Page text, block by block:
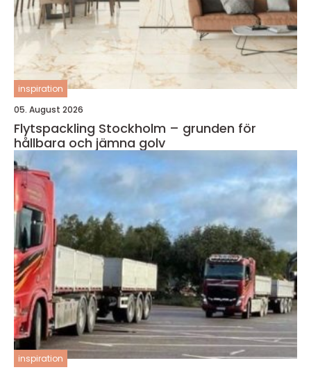
inspiration
05. August 2026
Flytspackling Stockholm – grunden för
hållbara och jämna golv
inspiration